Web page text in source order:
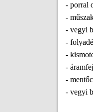
- porral
-
- vegyi
-
-
-
-
- vegyi